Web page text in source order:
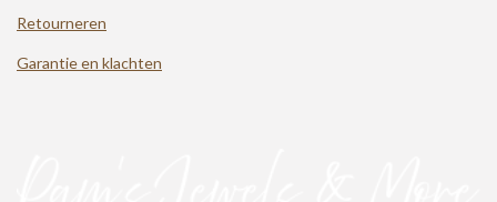
Retourneren
Garantie en klachten